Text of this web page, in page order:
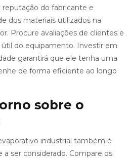
do fabricante e
dos materiais utilizados na
Procure avaliações de clientes e
do equipamento. Investir em
garantirá que ele tenha uma
de forma eficiente ao longo
sobre o
industrial também é
ser considerado. Compare os